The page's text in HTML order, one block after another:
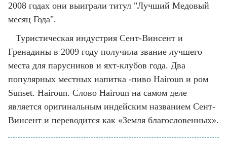
2008 годах они выиграли титул "Лучший Медовый
месяц Года".
Туристическая индустрия Сент-Винсент и
Гренадины в 2009 году получила звание лучшего
места для парусников и яхт-клубов года. Два
популярных местных напитка -пиво Hairoun и ром
Sunset. Hairoun. Слово Hairoun на самом деле
является оригинальным индейским названием Сент-
Винсент и переводится как «Земля благословенных».